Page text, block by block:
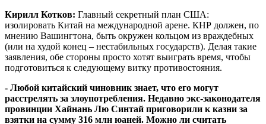
Кирилл Котков: Главный секретный план США:
изолировать Китай на международной арене. КНР должен, по
мнению Вашингтона, быть окружен кольцом из враждебных
(или на худой конец – нестабильных государств). Делая такие
заявления, обе стороны просто хотят выиграть время, чтобы
подготовиться к следующему витку противостояния.
- Любой китайский чиновник знает, что его могут
расстрелять за злоупотребления. Недавно экс-законодателя
провинции Хайнань Лю Синтай приговорили к казни за
взятки на сумму 316 млн юаней. Можно ли считать